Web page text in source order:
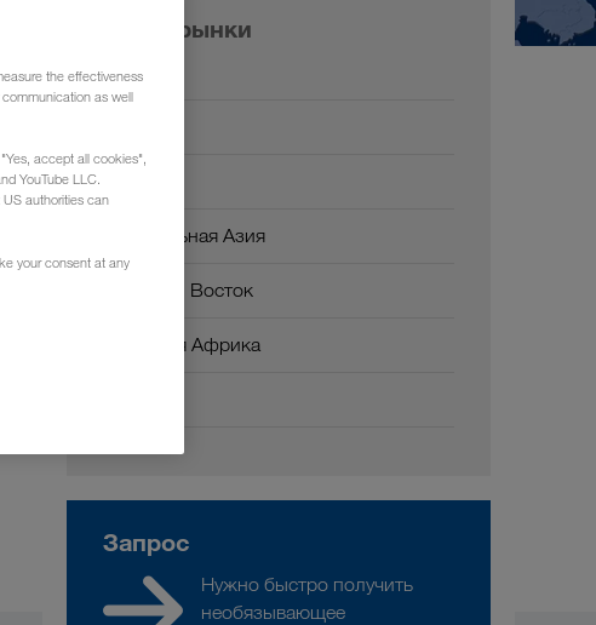
Наши рынки
Европа
Центральная Азия
Ближний Восток
Северная Африка
Запрос
Нужно быстро получить
необязывающее
the effectiveness
as well
accept all cookies",
YouTube LLC.
authorities can
your consent at any